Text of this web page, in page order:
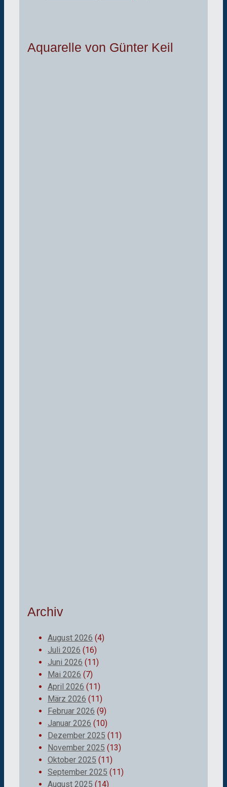
Aquarelle von Günter Keil
Archiv
August 2026 (4)
Juli 2026 (16)
Juni 2026 (11)
Mai 2026 (7)
April 2026 (11)
März 2026 (11)
Februar 2026 (9)
Januar 2026 (10)
Dezember 2025 (11)
November 2025 (13)
Oktober 2025 (11)
September 2025 (11)
August 2025 (14)